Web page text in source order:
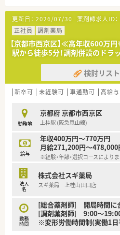
【法人特徴について】
■関西圏を中心に約90店舗の調
貢献を目指している法人です。
■大手ホールディングスの一員
充実した福利厚生が特徴です。
■主にクリニックの門前薬局を
温かい薬局づくりをしています
【勤務実態について】
■年間休日は120日以上を確保
■残業代は1分単位で全額支給
なく安心して働けます。
■入社3ヶ月後には5日間のリフ
ともにリフレッシュができます。
更新日： 2026/07/30 薬剤師求人ID：
正社員
調剤薬局
【京都市西京区】≪高年収600万
駅から徒歩5分！調剤併設のドラ
検討リス
新卒可 未経験可 車通勤可 高給
勤務地
京都府 京都市西京区
上桂駅 (阪急嵐山線)
給与
年収400万円～770万円
月給271,200円～478,000
※経験・年齢・選択コースにより
法人
名
株式会社スギ薬局
スギ薬局 上桂山田口店
勤務
時間
[総合薬剤師] 開局時間に
[調剤薬剤師] 9:00～
※変形労働時間制(実働1